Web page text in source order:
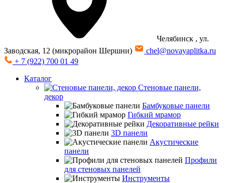
Челябинск , ул.
Заводская, 12 (микрорайон Шершни)
chel@novayaplitka.ru
+ 7 (922) 700 01 49
Каталог
Стеновые панели,
декор
Бамбуковые панели
Гибкий мрамор
Декоративные рейки
3D панели
Акустические
панели
Профили
для стеновых панелей
Инструменты